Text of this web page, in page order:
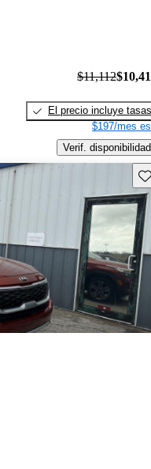
$11,112
El precio incluye tasas
$197/mes
Verif. disponibilidad